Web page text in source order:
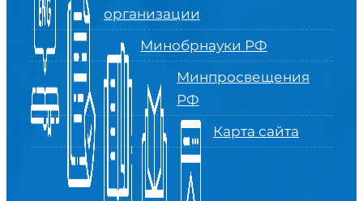
организации
Минобрнауки РФ
Минпросвещения
РФ
Карта сайта